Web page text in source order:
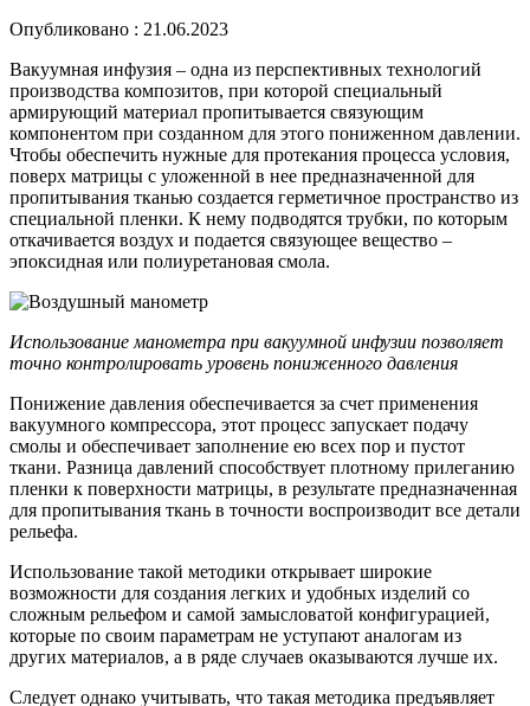
Опубликовано : 21.06.2023
Вакуумная инфузия – одна из перспективных технологий
производства композитов, при которой специальный
армирующий материал пропитывается связующим
компонентом при созданном для этого пониженном давлении.
Чтобы обеспечить нужные для протекания процесса условия,
поверх матрицы с уложенной в нее предназначенной для
пропитывания тканью создается герметичное пространство из
специальной пленки. К нему подводятся трубки, по которым
откачивается воздух и подается связующее вещество –
эпоксидная или полиуретановая смола.
Использование манометра при вакуумной инфузии позволяет
точно контролировать уровень пониженного давления
Понижение давления обеспечивается за счет применения
вакуумного компрессора, этот процесс запускает подачу
смолы и обеспечивает заполнение ею всех пор и пустот
ткани. Разница давлений способствует плотному прилеганию
пленки к поверхности матрицы, в результате предназначенная
для пропитывания ткань в точности воспроизводит все детали
рельефа.
Использование такой методики открывает широкие
возможности для создания легких и удобных изделий со
сложным рельефом и самой замысловатой конфигурацией,
которые по своим параметрам не уступают аналогам из
других материалов, а в ряде случаев оказываются лучше их.
Следует однако учитывать, что такая методика предъявляет